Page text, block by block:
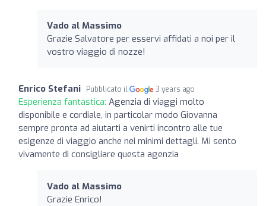
Vado al Massimo
Grazie Salvatore per esservi affidati a noi per il
vostro viaggio di nozze!
Enrico Stefani Pubblicato il 3 years ago
Esperienza fantastica: Agenzia di viaggi molto
disponibile e cordiale, in particolar modo Giovanna
sempre pronta ad aiutarti a venirti incontro alle tue
esigenze di viaggio anche nei minimi dettagli. Mi sento
vivamente di consigliare questa agenzia
Vado al Massimo
Grazie Enrico!